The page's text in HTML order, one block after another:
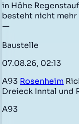
in Höhe
besteht nicht mehr
—
Baustelle
07.08.26, 02:13
A93 Rosenheim
Dreieck Inntal und
A93